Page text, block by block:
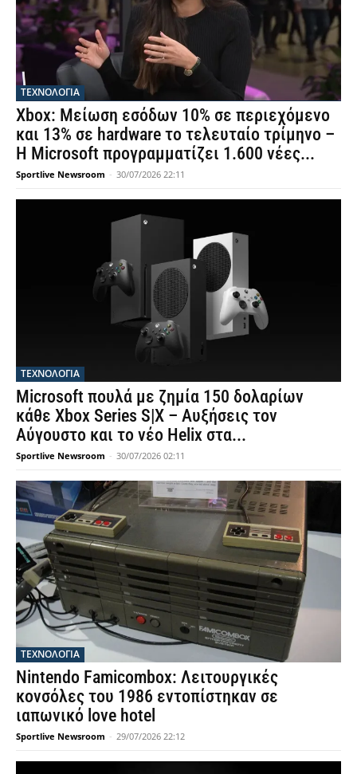
ΤΕΧΝΟΛΟΓΙΑ
Xbox: Μείωση εσόδων 10% σε περιεχόμενο
και 13% σε hardware το τελευταίο τρίμηνο –
Η Microsoft προγραμματίζει 1.600 νέες...
Sportlive Newsroom - 30/07/2026 22:11
ΤΕΧΝΟΛΟΓΙΑ
Microsoft πουλά με ζημία 150 δολαρίων
κάθε Xbox Series S|X – Αυξήσεις τον
Αύγουστο και το νέο Helix στα...
Sportlive Newsroom - 30/07/2026 02:11
ΤΕΧΝΟΛΟΓΙΑ
Nintendo Famicombox: Λειτουργικές
κονσόλες του 1986 εντοπίστηκαν σε
ιαπωνικό love hotel
Sportlive Newsroom - 29/07/2026 22:12